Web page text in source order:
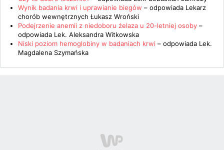
Wynik badania krwi i uprawianie biegów – odpowiada Lekarz
chorób wewnętrznych Łukasz Wroński
Podejrzenie anemii z niedoboru żelaza u 20-letniej osoby –
odpowiada Lek. Aleksandra Witkowska
Niski poziom hemoglobiny w badaniach krwi – odpowiada Lek.
Magdalena Szymańska